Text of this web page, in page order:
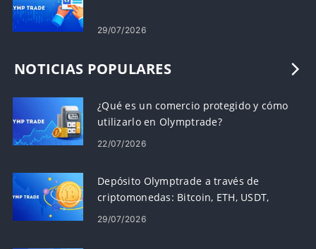
29/07/2026
NOTICIAS POPULARES
¿Qué es un comercio protegido y cómo
utilizarlo en Olymptrade?
22/07/2026
Depósito Olymptrade a través de
criptomonedas: Bitcoin, ETH, USDT,
Lunu
29/07/2026